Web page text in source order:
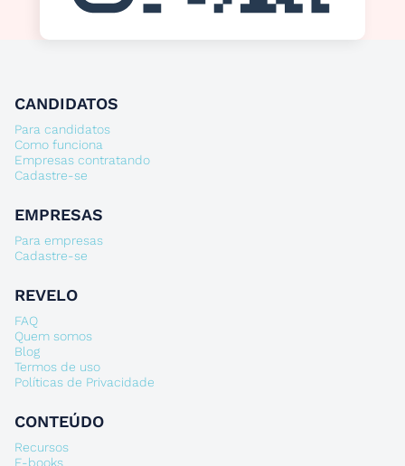
CANDIDATOS
Para candidatos
Como funciona
Empresas contratando
Cadastre-se
EMPRESAS
Para empresas
Cadastre-se
REVELO
FAQ
Quem somos
Blog
Termos de uso
Políticas de Privacidade
CONTEÚDO
Recursos
E-books